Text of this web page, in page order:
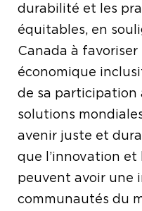
durabilité et les
équitables, en
Canada à
économique
de sa participation
solutions
avenir juste et
que l’innovation et
peuvent avoir une
communautés du